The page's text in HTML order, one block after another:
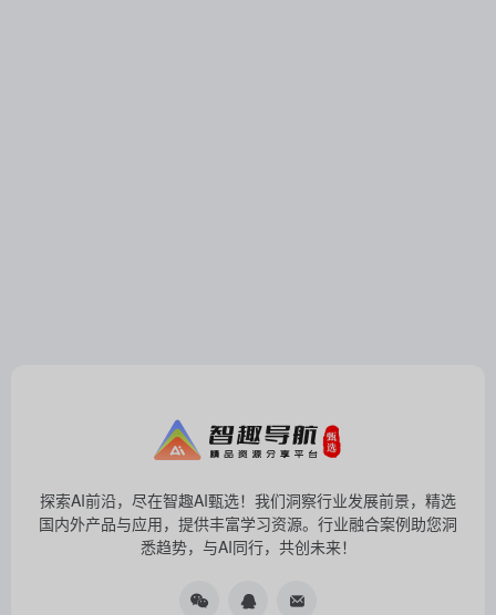
探索AI前沿，尽在智趣AI甄选！我们洞察行业发展前景，精选
国内外产品与应用，提供丰富学习资源。行业融合案例助您洞
悉趋势，与AI同行，共创未来！